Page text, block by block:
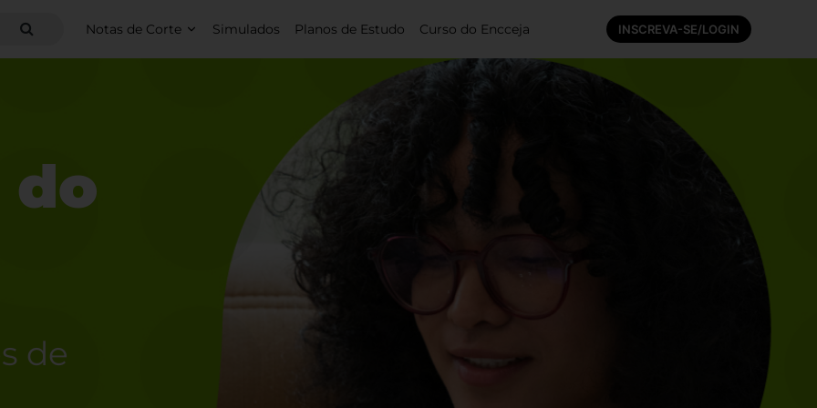
Notas de Corte Simulados Planos de Estudo Curso do Encceja INSCREVA-SE/LOGIN
do
de